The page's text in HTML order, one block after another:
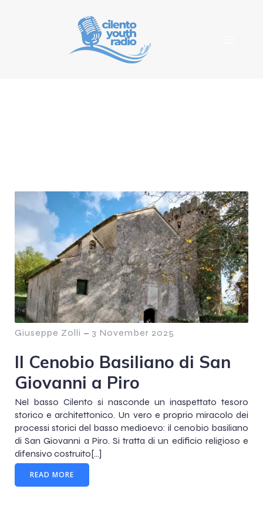
Giuseppe Zolli – 3 November 2025
Il Cenobio Basiliano di San
Giovanni a Piro
Nel basso Cilento si nasconde un inaspettato tesoro
storico e architettonico. Un vero e proprio miracolo dei
processi storici del basso medioevo: il cenobio basiliano
di San Giovanni a Piro. Si tratta di un edificio religioso e
difensivo costruito[…]
READ MORE